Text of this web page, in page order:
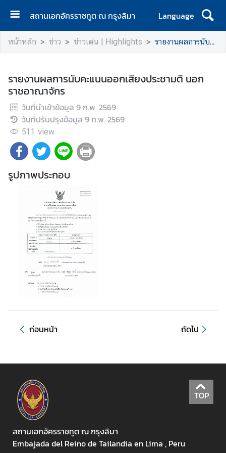
สถานเอกอัครราชทูต ณ กรุงลิมา
Language
ห
น้
ลั
ก
ส
ถ
น
อ
ร
ทู
ต
ร
ะ
ช
า
สั
ม
พั
หน้าหลัก ข่าว ข่าวเด่น | Highlights รายงานผลการนับคะแนนออกเสียงประชามติ นอกราชอาณาจักร
รายงานผลการนับคะแนนออกเสียงประชามติ นอก
ราชอาณาจักร
วันที่นำเข้าข้อมูล 9 ก.พ. 2569
วันที่ปรับปรุงข้อมูล 9 ก.พ. 2569
511 view
รูปภาพประกอบ
ก่อนหน้า ถัดไป
TOP
สถานเอกอัครราชทูต ณ กรุงลิมา
Embajada del Reino de Tailandia en Lima , Peru